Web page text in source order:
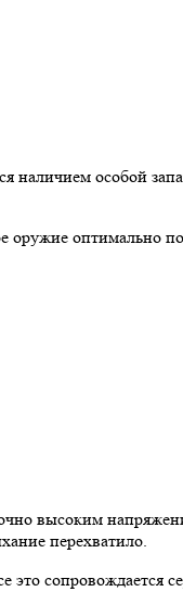
особой
оптимально
высоким
перехватило.
это сопровождается